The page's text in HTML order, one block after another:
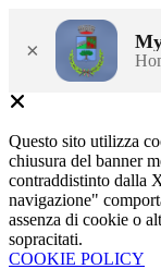
×
Questo sito utilizza
chiusura del banner
contraddistinto dalla
navigazione"
assenza di cookie o
sopracitati.
COOKIE POLICY